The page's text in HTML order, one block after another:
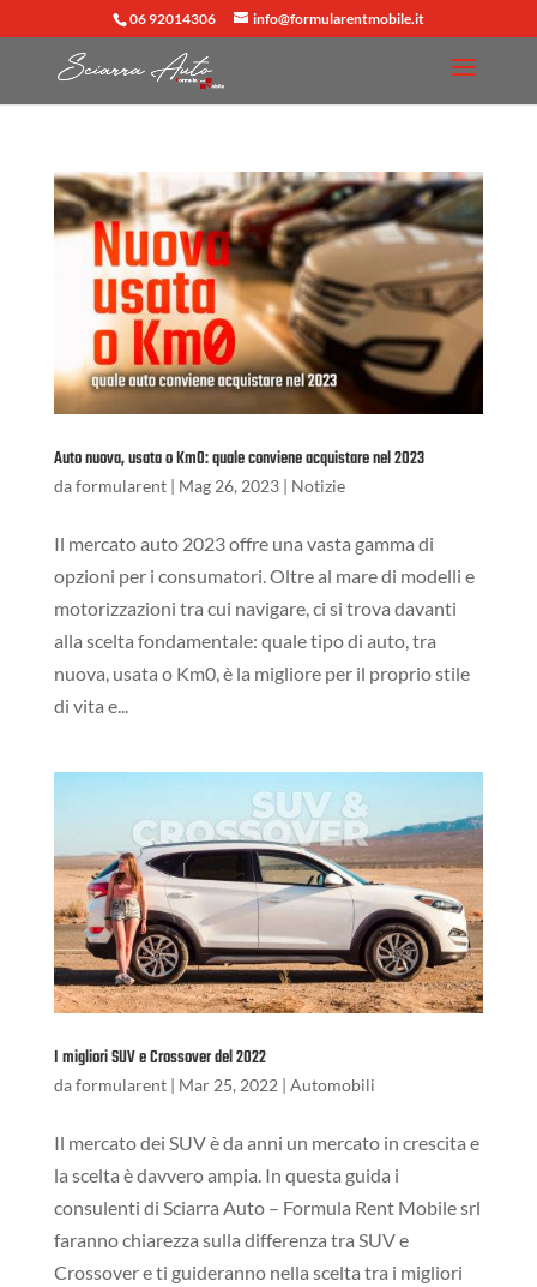
06 92014306 info@formularentmobile.it
Auto nuova, usata o Km0: quale conviene acquistare nel 2023
daformularent| Mag 26, 2023| Notizie
Il mercato auto 2023 offre una vasta gamma di
opzioni per i consumatori. Oltre al mare di modelli e
motorizzazioni tra cui navigare, ci si trova davanti
alla scelta fondamentale: quale tipo di auto, tra
nuova, usata o Km0, è la migliore per il proprio stile
di vita e...
I migliori SUV e Crossover del 2022
daformularent| Mar 25, 2022 | Automobili
Il mercato dei SUV è da anni un mercato in crescita e
la scelta è davvero ampia. In questa guida i
consulenti di Sciarra Auto – Formula Rent Mobile srl
faranno chiarezza sulla differenza tra SUV e
Crossover e ti guideranno nella scelta tra i migliori